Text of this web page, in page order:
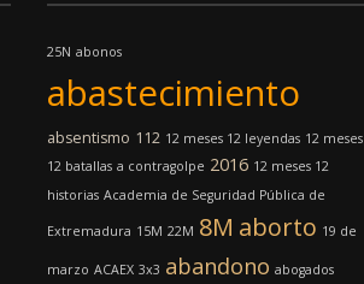
25N abonos
abastecimiento
absentismo 112 12 meses 12 leyendas 12 meses
12 batallas a contragolpe 2016 12 meses 12
historias Academia de Seguridad Pública de
Extremadura 15M 22M 8M aborto 19 de
marzo ACAEX 3x3 abandono abogados